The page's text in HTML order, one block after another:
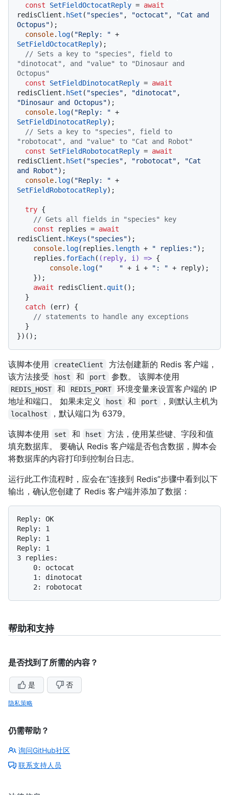
const
SetFieldOctocatReply = await
redisClient. hSet ( "species" , "octocat" ,
"Cat and
Octopus");
console. log( "Reply: "
SetFieldOctocatReply);
// Sets a key to "species", field to
"dinotocat", and "value" to "Dinosaur and
Octopus"
const
SetFieldDinotocatReply = await
redisClient. hSet ( "species" , "dinotocat"
"Dinosaur and Octopus");
console. log( "Reply: "
SetFieldDinotocatReply);
// Sets a key to "species", field to
"robotocat", and "value" to "Cat and Robot"
const
SetFieldRobotocatReply = await
redisClient. hSet ( "species" , "robotocat" ,
"Cat
and Robot");
console. log( "Reply: "
SetFieldRobotocatReply);
try {
// Gets all fields in "species" key
const replies = await
redisClient. hKeys ( "species");
console. log(replies. length + " replies:");
    replies.
forEach( ( reply, i ) => {
console. log( "    " + i + ": " + reply);
await redisClient. quit ();
catch (err) {
// statements to handle any exceptions
该脚本使用 createClient
方法创建新的 Redis 客户端，
该方法接受
host 和 port 参数。 该脚本使用
REDIS_HOST 和 REDIS_PORT
环境变量来设置客户端的 IP
地址和端口。 如果未定义
host 和 port ，则默认主机为
localhost
，默认端口为 6379。
该脚本使用
set 和 hset
方法，使用某些键、字段和值
填充数据库。 要确认 Redis 客户端是否包含数据，脚本会
将数据库的内容打印到控制台日志。
运行此工作流程时，应会在“连接到 Redis”步骤中看到以下
输出，确认您创建了 Redis 客户端并添加了数据：
Reply: OK
Reply: 1
Reply: 1
Reply: 1
3 replies:
帮助和支持
是否找到了所需的内容？
是 否
隐私策略
仍需帮助？
询问GitHub社区
联系支持人员